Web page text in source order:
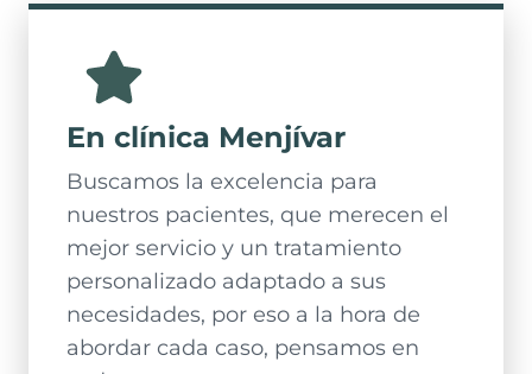
En clínica Menjívar
Buscamos la excelencia para
nuestros pacientes, que merecen el
mejor servicio y un tratamiento
personalizado adaptado a sus
necesidades, por eso a la hora de
abordar cada caso, pensamos en